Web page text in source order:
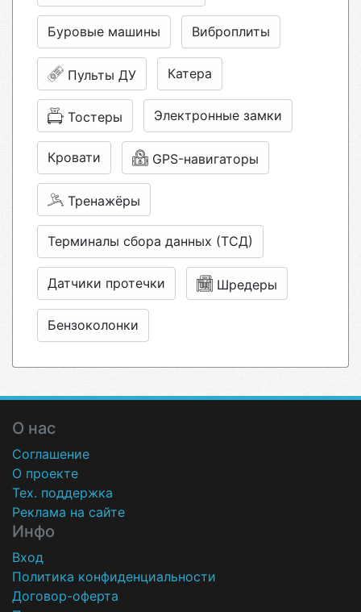
Буровые машины Виброплиты
Пульты ДУ Катера
Тостеры Электронные замки
Кровати GPS-навигаторы
Тренажёры
Терминалы сбора данных (ТСД)
Датчики протечки Шредеры
Бензоколонки
О нас
Соглашение
О проекте
Тех. поддержка
Реклама на сайте
Инфо
Вход
Политика конфиденциальности
Договор-оферта